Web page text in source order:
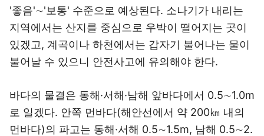
'좋음'∼'보통' 수준으로 예상된다. 소나기가 내리는
지역에서는 산지를 중심으로 우박이 떨어지는 곳이
있겠고, 계곡이나 하천에서는 갑자기 불어나는 물이
불어날 수 있으니 안전사고에 유의해야 한다.
바다의 물결은 동해·서해·남해 앞바다에서 0.5∼1.0m
로 일겠다. 안쪽 먼바다(해안선에서 약 200㎞ 내의
먼바다)의 파고는 동해·서해 0.5∼1.5m, 남해 0.5∼2.